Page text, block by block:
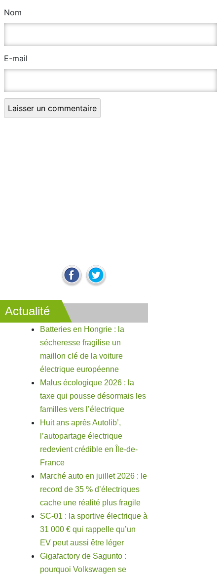
Nom
E-mail
Actualité
Batteries en Hongrie : la
sécheresse fragilise un
maillon clé de la voiture
électrique européenne
Malus écologique 2026 : la
taxe qui pousse désormais les
familles vers l’électrique
Huit ans après Autolib’,
l’autopartage électrique
redevient crédible en Île-de-
France
Marché auto en juillet 2026 : le
record de 35 % d’électriques
cache une réalité plus fragile
SC-01 : la sportive électrique à
31 000 € qui rappelle qu’un
EV peut aussi être léger
Gigafactory de Sagunto :
pourquoi Volkswagen se